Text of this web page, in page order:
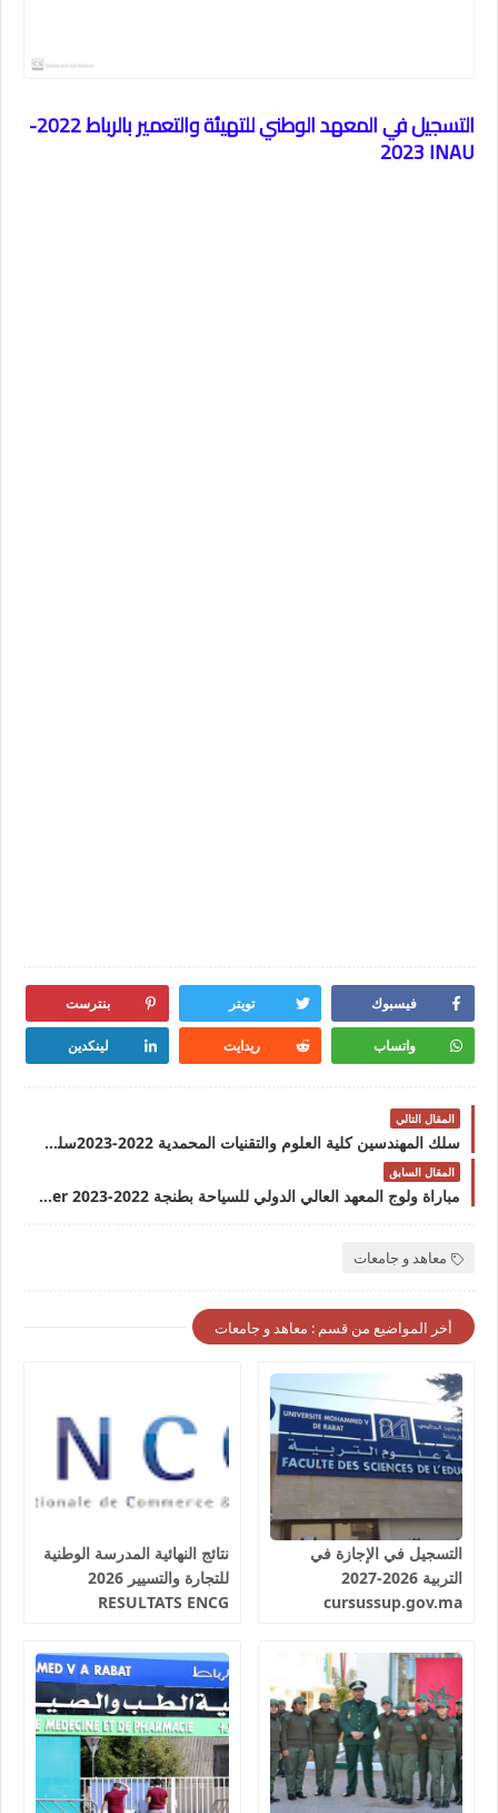
التسجيل في المعهد الوطني للتهيئة والتعمير بالرباط 2022-
2023 INAU
فيسبوك تويتر بنترست
واتساب ريدايت لينكدين
المقال التالي
سلك المهندسين كلية العلوم والتقنيات المحمدية 2022-2023سلك المهندسين كلية العلوم والتقنيات المحمدية 2022-2023
المقال السابق
مباراة ولوج المعهد العالي الدولي للسياحة بطنجة 2022-2023 ISIT Tanger
معاهد و جامعات
أخر المواضيع من قسم : معاهد و جامعات
التسجيل في الإجازة في
التربية 2026-2027
cursussup.gov.ma
نتائج النهائية المدرسة الوطنية
للتجارة والتسيير 2026
RESULTATS ENCG